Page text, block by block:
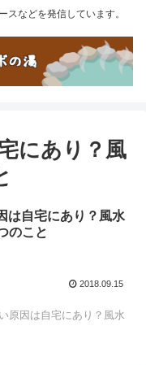
スなどを発信しています。
にあり？風
は自宅にあり？風水
のこと
2018.09.15
原因は自宅にあり？風水